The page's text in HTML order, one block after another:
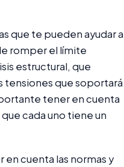
que te pueden ayudar a
romper el límite
estructural, que
tensiones que soportará
tener en cuenta
cada uno tiene un
cuenta las normas y